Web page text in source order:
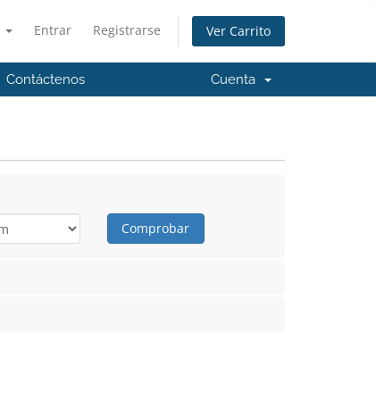
Entrar Registrarse Ver Carrito
Contáctenos Cuenta
Comprobar